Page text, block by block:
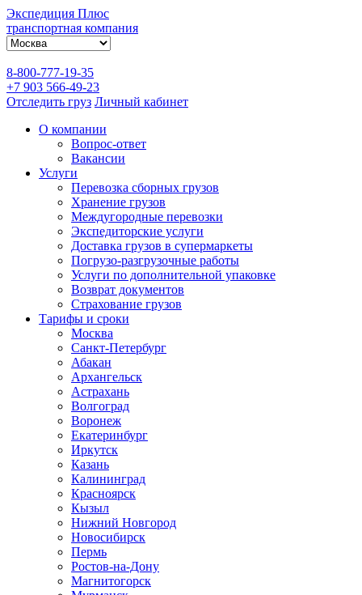
Экспедиция Плюс
транспортная компания
8-800-777-19-35
+7 903 566-49-23
Отследить груз Личный кабинет
О компании
Вопрос-ответ
Вакансии
Услуги
Перевозка сборных грузов
Хранение грузов
Междугородные перевозки
Экспедиторские услуги
Доставка грузов в супермаркеты
Погрузо-разгрузочные работы
Услуги по дополнительной упаковке
Возврат документов
Страхование грузов
Тарифы и сроки
Москва
Санкт-Петербург
Абакан
Архангельск
Астрахань
Волгоград
Воронеж
Екатеринбург
Иркутск
Казань
Калининград
Красноярск
Кызыл
Нижний Новгород
Новосибирск
Пермь
Ростов-на-Дону
Магнитогорск